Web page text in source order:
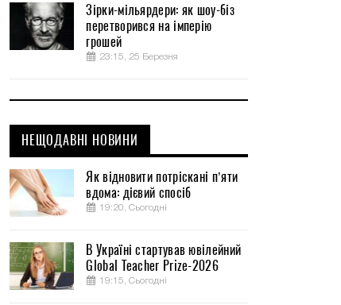
Зірки-мільярдери: як шоу-біз
перетворився на імперію
грошей
23:15, 25 Березня
НЕЩОДАВНІ НОВИНИ
Як відновити потріскані п’яти
вдома: дієвий спосіб
19:20, Сьогодні
В Україні стартував ювілейний
Global Teacher Prize-2026
19:15, Сьогодні